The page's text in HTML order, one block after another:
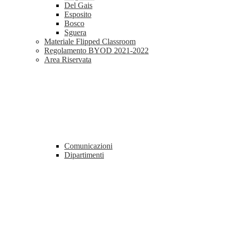
Del Gais
Esposito
Bosco
Sguera
Materiale Flipped Classroom
Regolamento BYOD 2021-2022
Area Riservata
Comunicazioni
Dipartimenti